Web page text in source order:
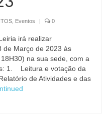
Eventos | 0
irá realizar
de Março de 2023 às
na sua sede, com a
1. Leitura e votação da
de Atividades e das